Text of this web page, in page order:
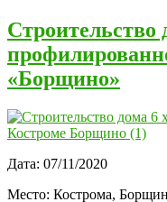
Строительство
«Борщино»
Дата: 07/11/2020
Место: Кострома,